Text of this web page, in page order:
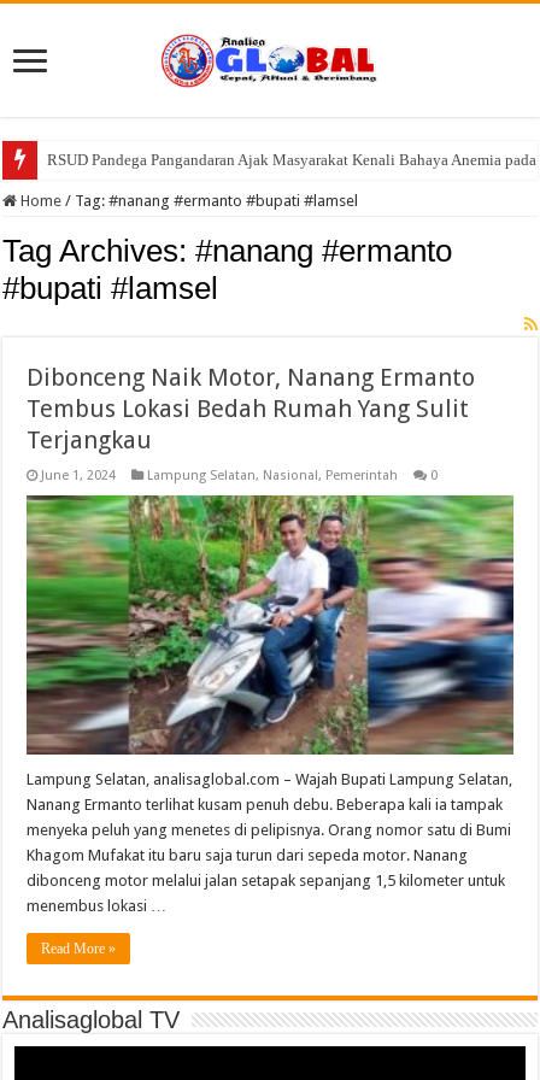
RSUD Pandega Pangandaran Ajak Masyarakat Kenali Bahaya Anemia
Home / Tag:#nanang #ermanto #bupati #lamsel
Tag Archives:#nanang #ermanto
#bupati #lamsel
Dibonceng Naik Motor, Nanang Ermanto
Tembus Lokasi Bedah Rumah Yang Sulit
Terjangkau
June 1, 2024 Lampung Selatan, Nasional, Pemerintah 0
Lampung Selatan, analisaglobal.com – Wajah Bupati Lampung Selatan,
Nanang Ermanto terlihat kusam penuh debu. Beberapa kali ia tampak
menyeka peluh yang menetes di pelipisnya. Orang nomor satu di Bumi
Khagom Mufakat itu baru saja turun dari sepeda motor. Nanang
dibonceng motor melalui jalan setapak sepanjang 1,5 kilometer untuk
menembus lokasi …
Read More »
Analisaglobal TV